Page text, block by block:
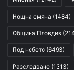
Нощна смяна (1484)
Община Пловдив
Под небето (6493)
Разследване (1313)